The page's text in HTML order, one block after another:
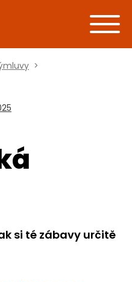
>
si té zábavy určitě